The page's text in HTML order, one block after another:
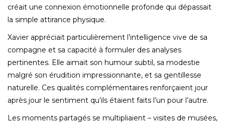
créait une connexion émotionnelle profonde qui dépassait
la simple attirance physique.
Xavier appréciait particulièrement l’intelligence vive de sa
compagne et sa capacité à formuler des analyses
pertinentes. Elle aimait son humour subtil, sa modestie
malgré son érudition impressionnante, et sa gentillesse
naturelle. Ces qualités complémentaires renforçaient jour
après jour le sentiment qu’ils étaient faits l’un pour l’autre.
Les moments partagés se multipliaient – visites de musées,